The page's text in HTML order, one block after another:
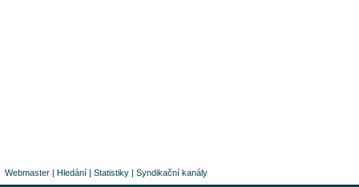
Webmaster | Hledání | Statistiky | Syndikační kanály